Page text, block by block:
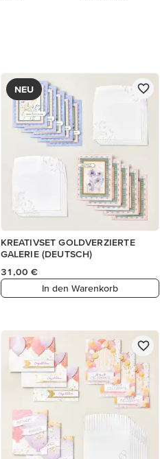
NEU
KREATIVSET GOLDVERZIERTE
GALERIE (DEUTSCH)
31,00 €
In den Warenkorb